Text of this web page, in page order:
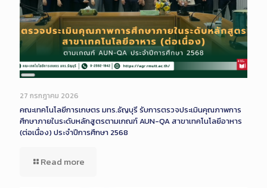
Long
Description
27 กรกฎาคม 2026
คณะเทคโนโลยีการเกษตร มทร.ธัญบุรี รับการตรวจประเมินคุณภาพการ
ศึกษาภายในระดับหลักสูตรตามเกณฑ์ AUN-QA สาขาเทคโนโลยีอาหาร
(ต่อเนื่อง) ประจำปีการศึกษา 2568
Read more